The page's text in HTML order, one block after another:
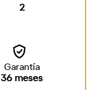
2
Garantía
36 meses